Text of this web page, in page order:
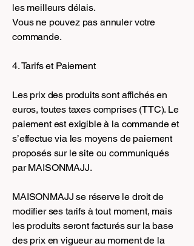
les meilleurs délais.
Vous ne pouvez pas annuler votre
commande.
4. Tarifs et Paiement
Les prix des produits sont affichés en
euros, toutes taxes comprises (TTC). Le
paiement est exigible à la commande et
s’effectue via les moyens de paiement
proposés sur le site ou communiqués
par MAISONMAJJ.
MAISONMAJJ se réserve le droit de
modifier ses tarifs à tout moment, mais
les produits seront facturés sur la base
des prix en vigueur au moment de la